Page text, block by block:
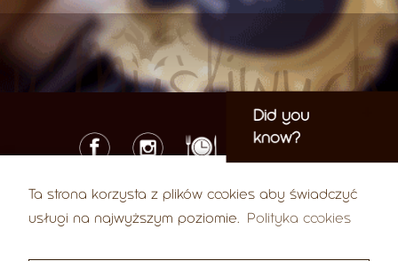
Ta strona korzysta z plików cookies aby świadczyć
usługi na najwyższym poziomie. Polityka cookies
Did you
know?
© 2026 U Myśliwych
37 Karola Libelta street, Poznan 61-707